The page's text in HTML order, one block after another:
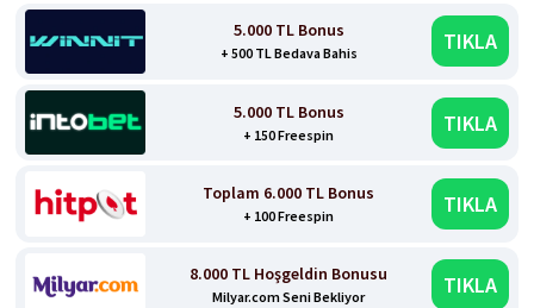
5.000 TL Bonus
+ 500 TL Bedava Bahis TIKLA
5.000 TL Bonus
+ 150 Freespin TIKLA
Toplam 6.000 TL Bonus
+ 100 Freespin TIKLA
8.000 TL Hoşgeldin Bonusu
Milyar.com Seni Bekliyor TIKLA